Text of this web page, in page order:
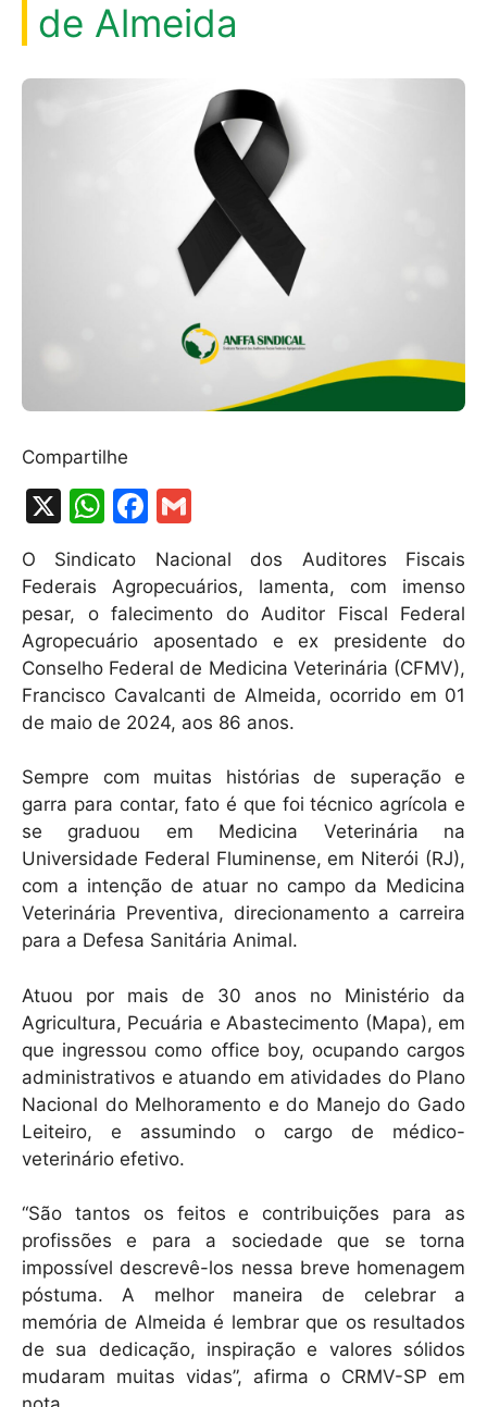
de Almeida
Compartilhe
X
W
at
s
A
p
p
F
a
c
e
b
o
o
m
ai
l
O Sindicato Nacional dos Auditores Fiscais
Federais Agropecuários, lamenta, com imenso
pesar, o falecimento do Auditor Fiscal Federal
Agropecuário aposentado e ex presidente do
Conselho Federal de Medicina Veterinária (CFMV),
Francisco Cavalcanti de Almeida, ocorrido em 01
de maio de 2024, aos 86 anos.
Sempre com muitas histórias de superação e
garra para contar, fato é que foi técnico agrícola e
se graduou em Medicina Veterinária na
Universidade Federal Fluminense, em Niterói (RJ),
com a intenção de atuar no campo da Medicina
Veterinária Preventiva, direcionamento a carreira
para a Defesa Sanitária Animal.
Atuou por mais de 30 anos no Ministério da
Agricultura, Pecuária e Abastecimento (Mapa), em
que ingressou como office boy, ocupando cargos
administrativos e atuando em atividades do Plano
Nacional do Melhoramento e do Manejo do Gado
Leiteiro, e assumindo o cargo de médico-
veterinário efetivo.
“São tantos os feitos e contribuições para as
profissões e para a sociedade que se torna
impossível descrevê-los nessa breve homenagem
póstuma. A melhor maneira de celebrar a
memória de Almeida é lembrar que os resultados
de sua dedicação, inspiração e valores sólidos
mudaram muitas vidas”, afirma o CRMV-SP em